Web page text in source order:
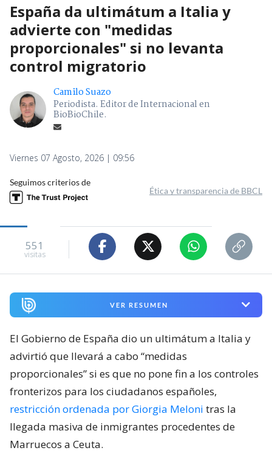
España da ultimátum a Italia y
advierte con "medidas
proporcionales" si no levanta
control migratorio
Camilo Suazo
Periodista. Editor de Internacional en
BioBioChile.
Viernes 07 Agosto, 2026 | 09:56
Seguimos criterios de
Ética y transparencia de BBCL
551
visitas
VER RESUMEN
El Gobierno de España dio un ultimátum a Italia y
advirtió que llevará a cabo “medidas
proporcionales” si es que no pone fin a los controles
fronterizos para los ciudadanos españoles,
restricción ordenada por Giorgia Meloni tras la
llegada masiva de inmigrantes procedentes de
Marruecos a Ceuta.